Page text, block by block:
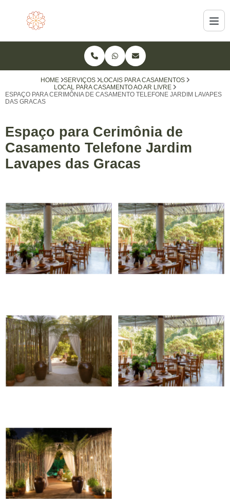
HOME SERVIÇOS
LOCAIS PARA CASAMENTOS
LOCAL PARA CASAMENTO AO AR LIVRE
ESPAÇO PARA CERIMÔNIA DE CASAMENTO TELEFONE JARDIM LAVAPES
DAS GRACAS
Espaço para Cerimônia de
Casamento Telefone Jardim
Lavapes das Gracas